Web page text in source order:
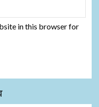
in this browser for